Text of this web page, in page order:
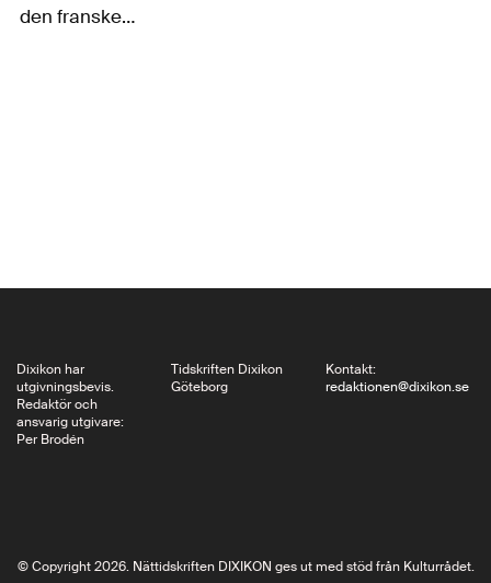
den franske
Dixikon har
utgivningsbevis.
Redaktör och
ansvarig utgivare:
Per Brodén
Tidskriften Dixikon
Göteborg
Kontakt:
redaktionen@dixikon.se
© Copyright 2026. Nättidskriften DIXIKON ges ut med stöd från Kulturrådet.